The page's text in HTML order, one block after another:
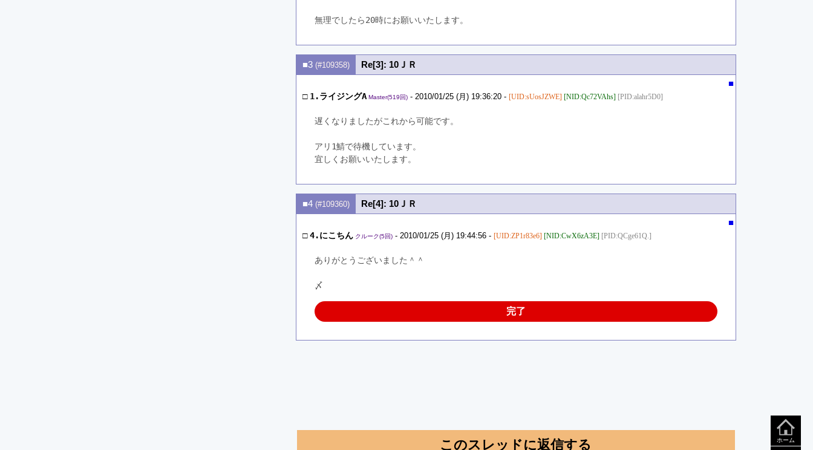
ホーム
無理でしたら20時にお願いいたします。
■3 (#109358)
Re[3]: 10ＪＲ
■
□ 1.ライジングA Master(519回)- 2010/01/25 (月) 19:36:20 - [UID:sUosJZWE] [NID:Qc72VAhs] [PID:alahr5D0]
遅くなりましたがこれから可能です。
アリ1鯖で待機しています。
宜しくお願いいたします。
■4 (#109360)
Re[4]: 10ＪＲ
■
□4.にこちん クルーク(5回)- 2010/01/25 (月) 19:44:56 - [UID:ZP1r83e6] [NID:CwX6zA3E] [PID:QCge61Q.]
ありがとうございました＾＾
〆
完了
このスレッドに返信する